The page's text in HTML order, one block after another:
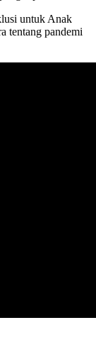
untuk Anak
tentang pandemi